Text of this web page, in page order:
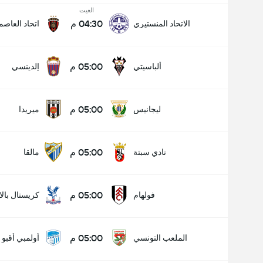
الاتحاد المنستيري
الغيت
04:30 م اتحاد
ألباسيتي 05:00 م إلدينسي
ليجانيس 05:00 م ميريدا
نادي سبتة 05:00 م مالقا
فولهام 05:00 م كريستال
الملعب التونسي 05:00 م أولمبي أقبو